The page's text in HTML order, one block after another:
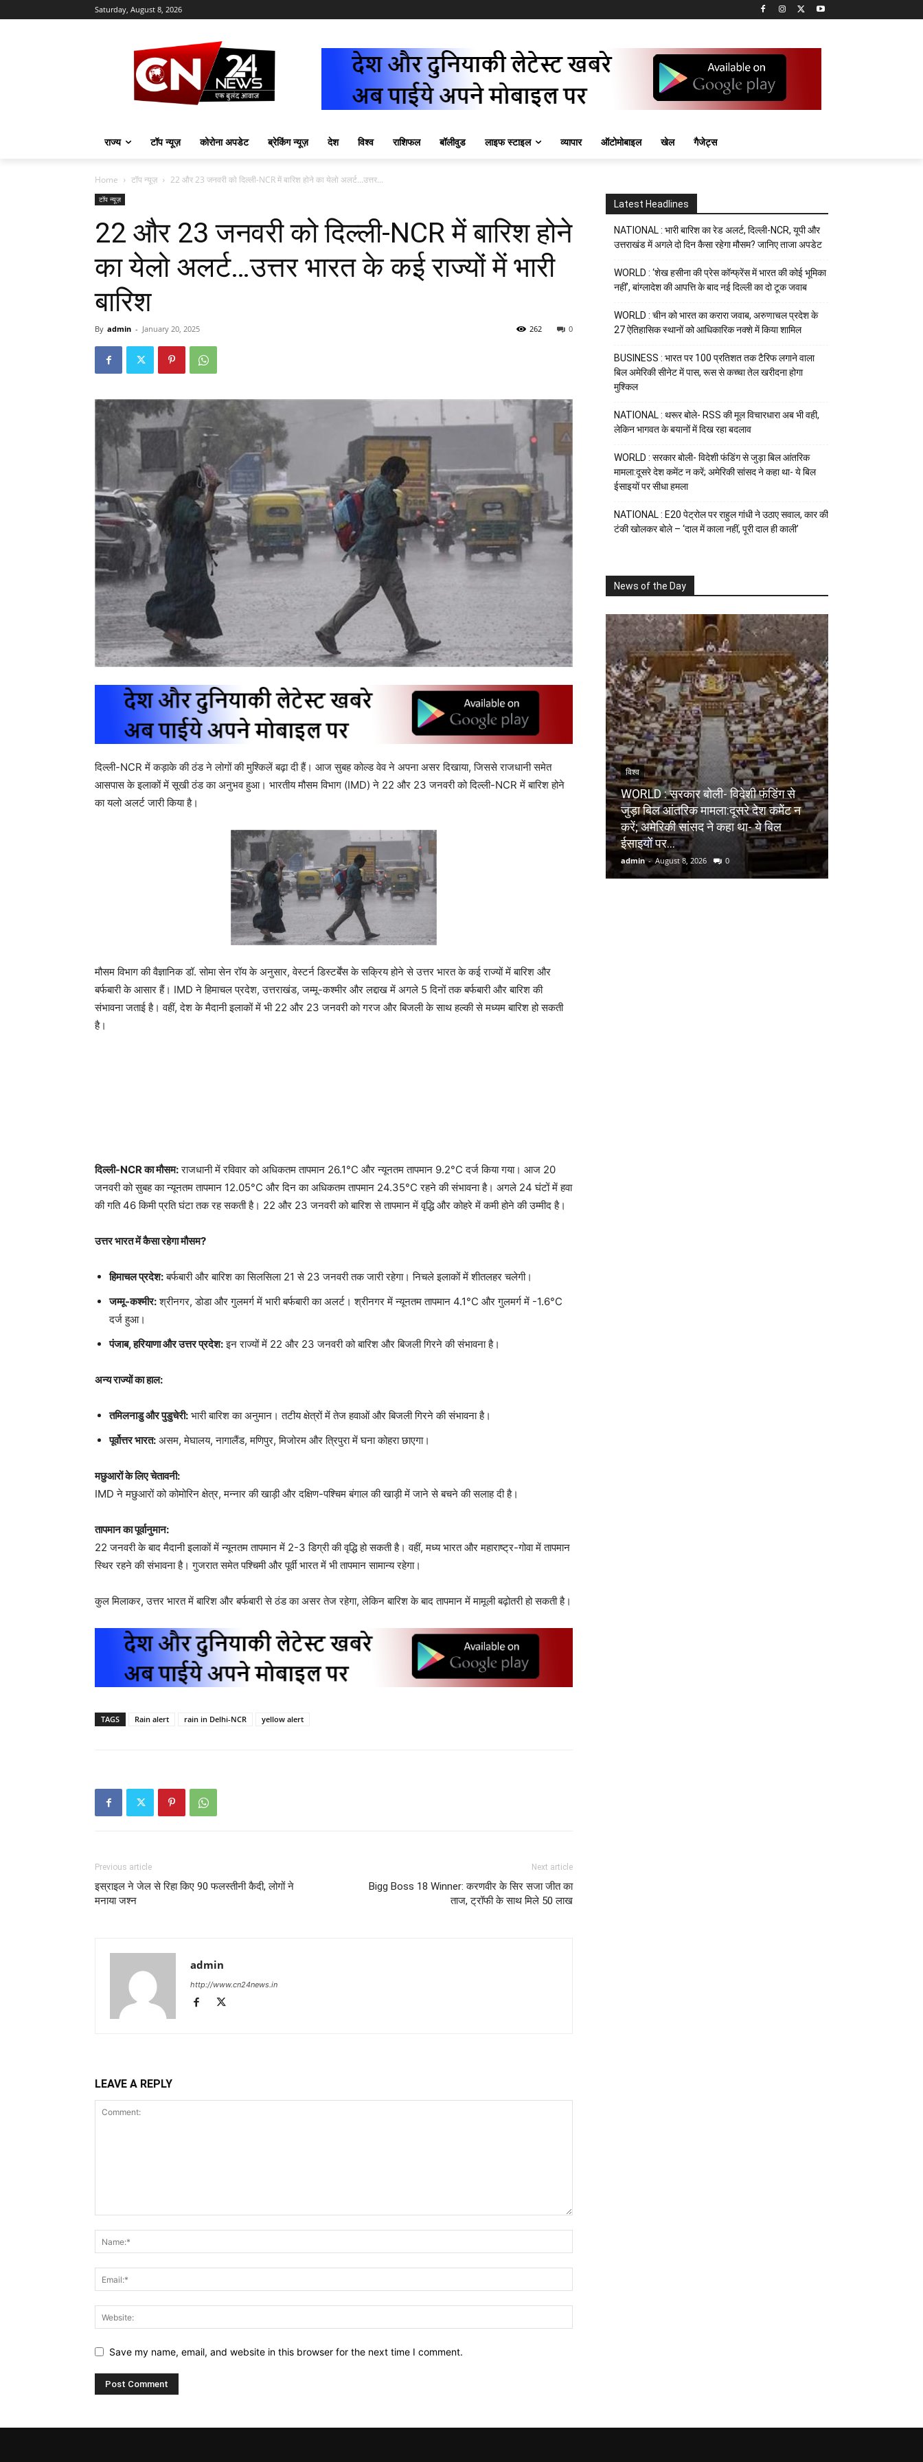
Saturday, August 8, 2026
राज्य टॉप न्यूज़ कोरोना अपडेट ब्रेकिंग न्यूज़ देश विश्व राशिफल बॉलीवुड लाइफ स्टाइल व्यापार ऑटोमोबाइल खेल गैजेट्स
Home टॉप न्यूज़ 22 और 23 जनवरी को दिल्ली-NCR में बारिश होने का येलो अलर्ट…उत्तर...
टॉप न्यूज़
22 और 23 जनवरी को दिल्ली-NCR में बारिश होने
का येलो अलर्ट…उत्तर भारत के कई राज्यों में भारी
बारिश
By admin - January 20, 2025 0
262
दिल्ली-NCR में कड़ाके की ठंड ने लोगों की मुश्किलें बढ़ा दी हैं। आज सुबह कोल्ड वेव ने अपना असर दिखाया, जिससे राजधानी समेत
आसपास के इलाकों में सूखी ठंड का अनुभव हुआ। भारतीय मौसम विभाग (IMD) ने 22 और 23 जनवरी को दिल्ली-NCR में बारिश होने
का यलो अलर्ट जारी किया है।
मौसम विभाग की वैज्ञानिक डॉ. सोमा सेन रॉय के अनुसार, वेस्टर्न डिस्टर्बेंस के सक्रिय होने से उत्तर भारत के कई राज्यों में बारिश और
बर्फबारी के आसार हैं। IMD ने हिमाचल प्रदेश, उत्तराखंड, जम्मू-कश्मीर और लद्दाख में अगले 5 दिनों तक बर्फबारी और बारिश की
संभावना जताई है। वहीं, देश के मैदानी इलाकों में भी 22 और 23 जनवरी को गरज और बिजली के साथ हल्की से मध्यम बारिश हो सकती
है।
दिल्ली-NCR का मौसम:राजधानी में रविवार को अधिकतम तापमान 26.1°C और न्यूनतम तापमान 9.2°C दर्ज किया गया। आज 20
जनवरी को सुबह का न्यूनतम तापमान 12.05°C और दिन का अधिकतम तापमान 24.35°C रहने की संभावना है। अगले 24 घंटों में हवा
की गति 46 किमी प्रति घंटा तक रह सकती है। 22 और 23 जनवरी को बारिश से तापमान में वृद्धि और कोहरे में कमी होने की उम्मीद है।
उत्तर भारत में कैसा रहेगा मौसम?
हिमाचल प्रदेश:बर्फबारी और बारिश का सिलसिला 21 से 23 जनवरी तक जारी रहेगा। निचले इलाकों में शीतलहर चलेगी।
जम्मू-कश्मीर:श्रीनगर, डोडा और गुलमर्ग में भारी बर्फबारी का अलर्ट। श्रीनगर में न्यूनतम तापमान 4.1°C और गुलमर्ग में -1.6°C
दर्ज हुआ।
पंजाब, हरियाणा और उत्तर प्रदेश:इन राज्यों में 22 और 23 जनवरी को बारिश और बिजली गिरने की संभावना है।
अन्य राज्यों का हाल:
तमिलनाडु और पुडुचेरी: भारी बारिश का अनुमान। तटीय क्षेत्रों में तेज हवाओं और बिजली गिरने की संभावना है।
पूर्वोत्तर भारत: असम, मेघालय, नागालैंड, मणिपुर, मिजोरम और त्रिपुरा में घना कोहरा छाएगा।
मछुआरों के लिए चेतावनी:
IMD ने मछुआरों को कोमोरिन क्षेत्र, मन्नार की खाड़ी और दक्षिण-पश्चिम बंगाल की खाड़ी में जाने से बचने की सलाह दी है।
तापमान का पूर्वानुमान:
22 जनवरी के बाद मैदानी इलाकों में न्यूनतम तापमान में 2-3 डिग्री की वृद्धि हो सकती है। वहीं, मध्य भारत और महाराष्ट्र-गोवा में तापमान
स्थिर रहने की संभावना है। गुजरात समेत पश्चिमी और पूर्वी भारत में भी तापमान सामान्य रहेगा।
कुल मिलाकर, उत्तर भारत में बारिश और बर्फबारी से ठंड का असर तेज रहेगा, लेकिन बारिश के बाद तापमान में मामूली बढ़ोतरी हो सकती है।
TAGS Rain alert rain in Delhi-NCR yellow alert
Previous article
इस्राइल ने जेल से रिहा किए 90 फलस्तीनी कैदी, लोगों ने
मनाया जश्न
Next article
Bigg Boss 18 Winner: करणवीर के सिर सजा जीत का
ताज, ट्रॉफी के साथ मिले 50 लाख
admin
http://www.cn24news.in
LEAVE A REPLY
Save my name, email, and website in this browser for the next time I comment.
Latest Headlines
NATIONAL : भारी बारिश का रेड अलर्ट, दिल्ली-NCR, यूपी और
उत्तराखंड में अगले दो दिन कैसा रहेगा मौसम? जानिए ताजा अपडेट
WORLD : ‘शेख हसीना की प्रेस कॉन्फ्रेंस में भारत की कोई भूमिका
नहीं’, बांग्लादेश की आपत्ति के बाद नई दिल्ली का दो टूक जवाब
WORLD : चीन को भारत का करारा जवाब, अरुणाचल प्रदेश के
27 ऐतिहासिक स्थानों को आधिकारिक नक्शे में किया शामिल
BUSINESS : भारत पर 100 प्रतिशत तक टैरिफ लगाने वाला
बिल अमेरिकी सीनेट में पास, रूस से कच्चा तेल खरीदना होगा
मुश्किल
NATIONAL : थरूर बोले- RSS की मूल विचारधारा अब भी वही,
लेकिन भागवत के बयानों में दिख रहा बदलाव
WORLD : सरकार बोली- विदेशी फंडिंग से जुड़ा बिल आंतरिक
मामला:दूसरे देश कमेंट न करें; अमेरिकी सांसद ने कहा था- ये बिल
ईसाइयों पर सीधा हमला
NATIONAL : E20 पेट्रोल पर राहुल गांधी ने उठाए सवाल, कार की
टंकी खोलकर बोले – ‘दाल में काला नहीं, पूरी दाल ही काली’
News of the Day
विश्व
WORLD : सरकार बोली- विदेशी फंडिंग से
जुड़ा बिल आंतरिक मामला:दूसरे देश कमेंट न
करें; अमेरिकी सांसद ने कहा था- ये बिल
ईसाइयों पर...
admin - August 8, 2026 0